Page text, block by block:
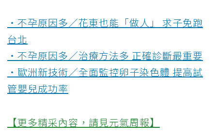
‧不孕原因多／花東也能「做人」 求子免跑
台北
‧不孕原因多／治療方法多 正確診斷最重要
‧歐洲新技術／全面監控卵子染色體 提高試
管嬰兒成功率
【更多精采內容，請見元氣周報】